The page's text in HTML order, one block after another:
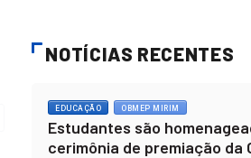
NOTÍCIAS RECENTES
EDUCAÇÃO OBMEP MIRIM
Estudantes são
cerimônia de premiação da